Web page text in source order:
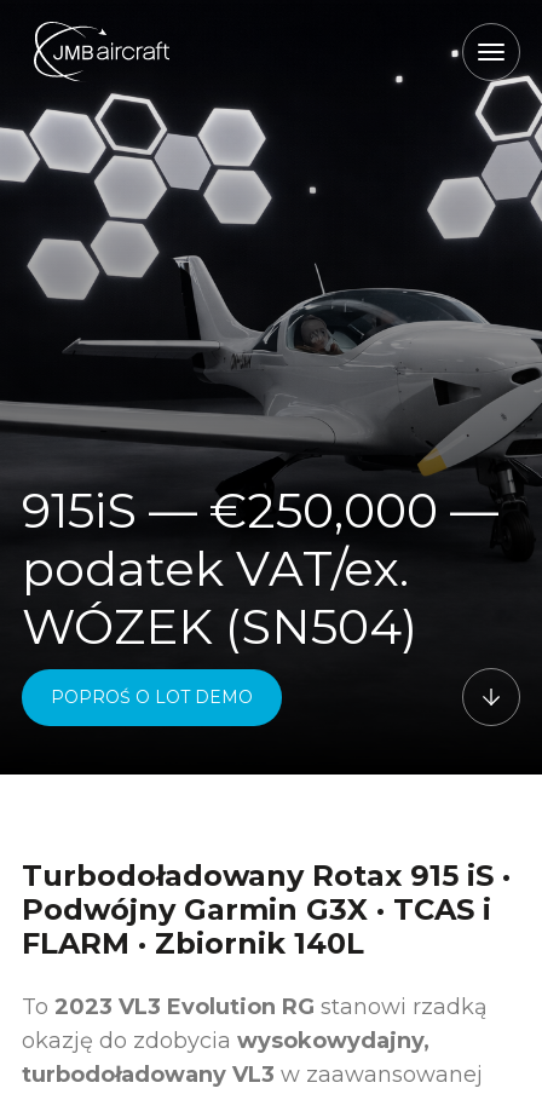
915iS — €250,000 —
podatek VAT/ex.
WÓZEK (SN504)
POPROŚ O LOT DEMO
Turbodoładowany Rotax 915 iS ·
Podwójny Garmin G3X · TCAS i
FLARM · Zbiornik 140L
To 2023 VL3 Evolution RG stanowi rzadką
okazję do zdobycia wysokowydajny,
turbodoładowany VL3 w zaawansowanej